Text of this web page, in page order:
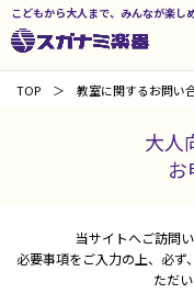
こどもから大人まで、みんなが楽し
TOP 教室に関するお問い
大人
当サイトへご訪問
必要事項をご入力の上、必ず
ただ